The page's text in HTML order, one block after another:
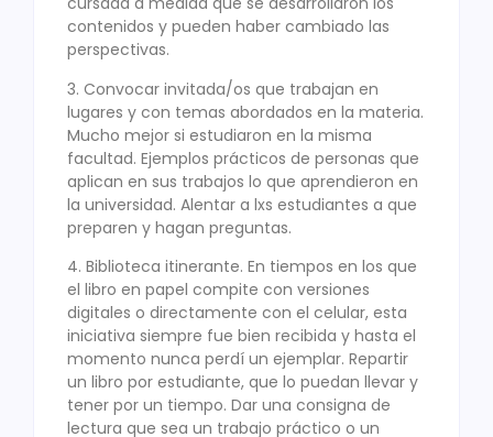
contenidos y pueden haber cambiado las
perspectivas.
3. Convocar invitada/os que trabajan en
lugares y con temas abordados en la materia.
Mucho mejor si estudiaron en la misma
facultad. Ejemplos prácticos de personas que
aplican en sus trabajos lo que aprendieron en
la universidad. Alentar a lxs estudiantes a que
preparen y hagan preguntas.
4. Biblioteca itinerante. En tiempos en los que
el libro en papel compite con versiones
digitales o directamente con el celular, esta
iniciativa siempre fue bien recibida y hasta el
momento nunca perdí un ejemplar. Repartir
un libro por estudiante, que lo puedan llevar y
tener por un tiempo. Dar una consigna de
lectura que sea un trabajo práctico o un